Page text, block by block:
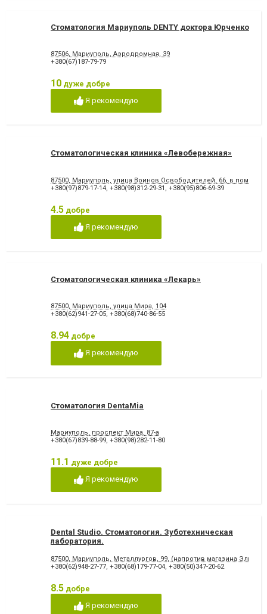
Стоматология Мариуполь DENTY доктора Юрченко
87506, Мариуполь, Аэродромная, 39
+380(67)187-79-79
10 дуже добре
Я рекомендую
Стоматологическая клиника «Левобережная»
87500, Мариуполь, улица Воинов Освободителей, 66, в
+380(97)879-17-14, +380(98)312-29-31 , +380(95)806-69-39
4.5 добре
Я рекомендую
Стоматологическая клиника «Лекарь»
87500, Мариуполь, улица Мира, 104
+380(62)941-27-05, +380(68)740-86-55
8.94 добре
Я рекомендую
Стоматология DentaMia
Мариуполь, проспект Мира, 87-а
+380(67)839-88-99, +380(98)282-11-80
11.1 дуже добре
Я рекомендую
Dental Studio. Cтоматология. Зуботехническая
лаборатория.
87500, Мариуполь, Металлургов, 99, (напротив магазина
+380(62)948-27-77, +380(68)179-77-04, +380(50)347-20-62
8.5 добре
Я рекомендую